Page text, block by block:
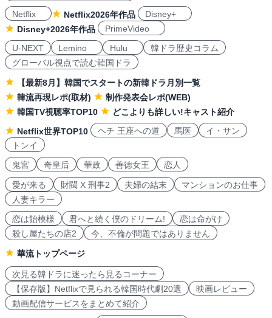
Netflix
Netflix2026年作品
Disney+
Disney+2026年作品
PrimeVideo
U-NEXT
Lemino Hulu
韓ドラ歴史コラム
グローバル視点で読む韓国ドラ
【最新8月】韓国でスタートの新韓ドラ月別一覧
韓流再現レポ(取材)
制作発表会レポ(WEB)
韓国TV視聴率TOP10
どこよりも詳しい!キャスト紹介
Netflix世界TOP10
ヘチ 王座への道 馬医
イ・サン
トンイ
鬼宮
奇皇后 華政 善徳女王 恋人
愛が来る 財閥 X 刑事2 夫婦の結末
マンションのお仕事
人妻キラー
恋は飴模様
君へと続く僕のドリーム!
恋は命がけ
殺し屋たちの店2
今、不倫が問題ではありません
華流トップページ
次見る韓ドラに迷ったら見るコーナー
【保存版】Netflixで見られる韓国時代劇20選
映画レビュー
動画配信サービスをまとめて紹介